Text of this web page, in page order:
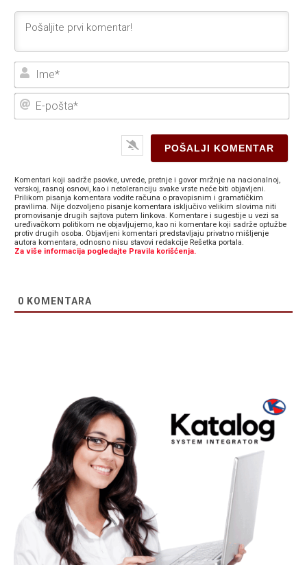
E-
Komentari koji sadrže psovke, uvrede, pretnje i govor mržnje na nacionalnoj,
verskoj, rasnoj osnovi, kao i netoleranciju svake vrste neće biti objavljeni.
Prilikom pisanja komentara vodite računa o pravopisnim i gramatičkim
pravilima. Nije dozvoljeno pisanje komentara isključivo velikim slovima niti
promovisanje drugih sajtova putem linkova. Komentare i sugestije u vezi sa
uređivačkom politikom ne objavljujemo, kao ni komentare koji sadrže optužbe
protiv drugih osoba. Objavljeni komentari predstavljaju privatno mišljenje
autora komentara, odnosno nisu stavovi redakcije Rešetka portala.
Za više informacija pogledajte Pravila korišćenja.
0 KOMENTARA